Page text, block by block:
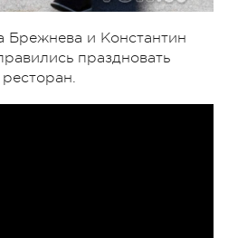
и Константин
праздновать